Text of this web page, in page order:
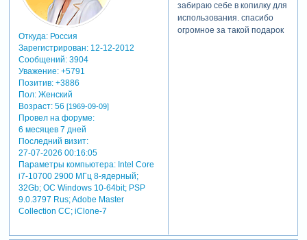
Откуда:Россия
Зарегистрирован: 12-12-2012
Сообщений:3904
Уважение: +5791
Позитив: +3886
Пол:Женский
Возраст:56 [1969-09-09]
Провел на форуме:
6 месяцев 7 дней
Последний визит:
27-07-2026 00:16:05
Параметры компьютера:Intel Core
i7-10700 2900 МГц 8-ядерный;
32Gb; ОС Windows 10-64bit; PSP
9.0.3797 Rus; Adobe Master
Collection СС; iClone-7
забираю себе в копилку для
использования. спасибо
огромное за такой подарок